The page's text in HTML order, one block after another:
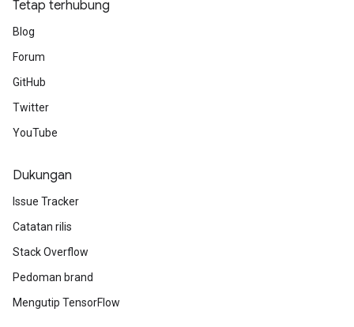
Tetap terhubung
Blog
Forum
GitHub
Twitter
YouTube
Dukungan
Issue Tracker
Catatan rilis
Stack Overflow
Pedoman brand
Mengutip TensorFlow